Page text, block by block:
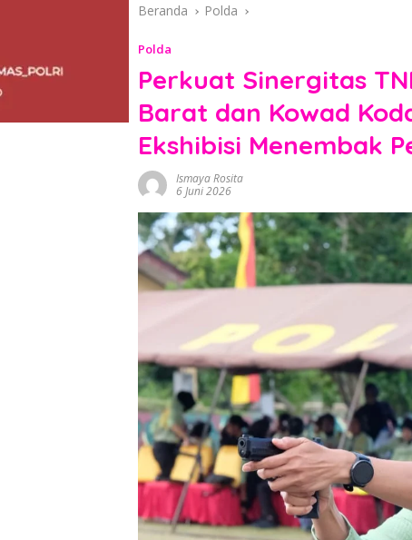
Beranda Polda
Polda
Perkuat Sinergitas
Barat dan Kowad
Ekshibisi Menembak
Ismaya Rosita
6 Juni 2026